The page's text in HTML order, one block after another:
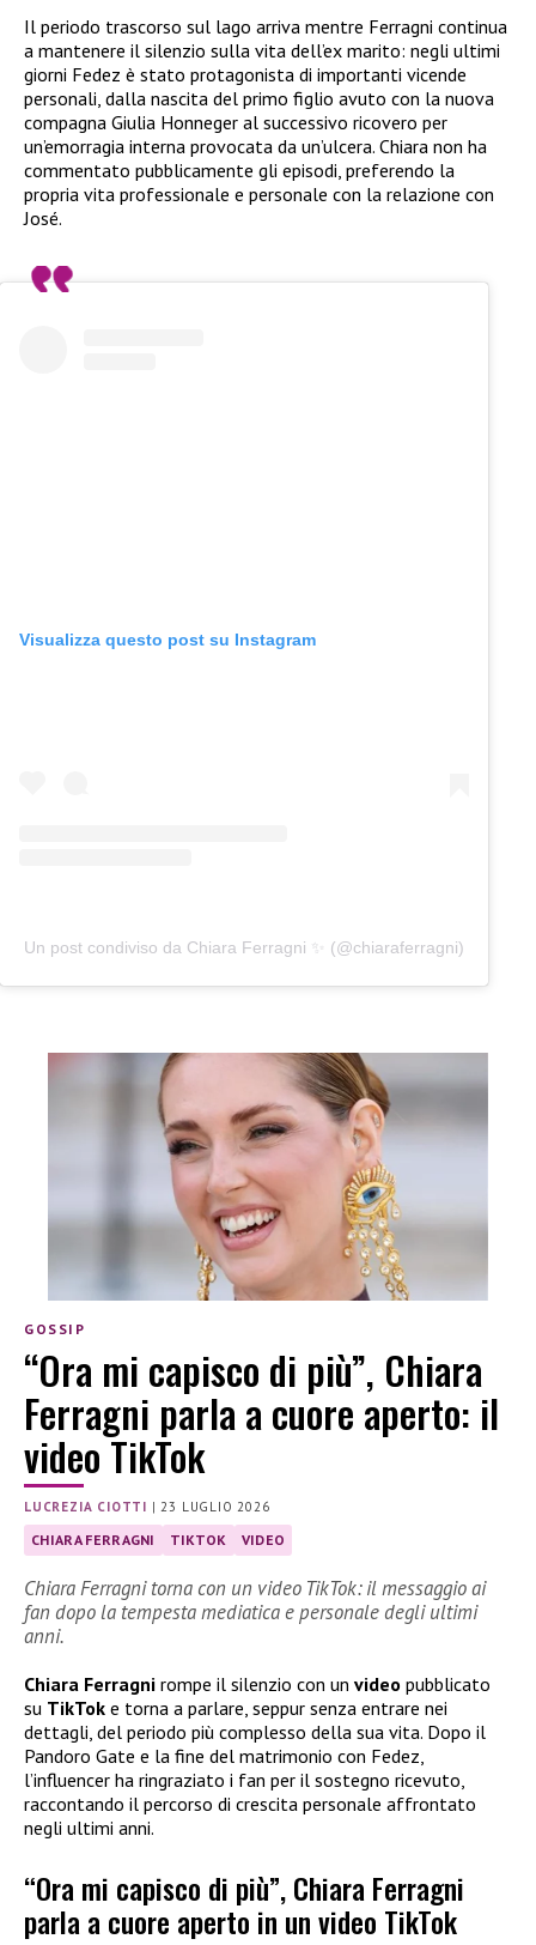
Il periodo trascorso sul lago arriva mentre Ferragni continua
a mantenere il silenzio sulla vita dell’ex marito: negli ultimi
giorni Fedez è stato protagonista di importanti vicende
personali, dalla nascita del primo figlio avuto con la nuova
compagna Giulia Honneger al successivo ricovero per
un’emorragia interna provocata da un’ulcera. Chiara non ha
commentato pubblicamente gli episodi, preferendo la
propria vita professionale e personale con la relazione con
José.
Visualizza questo post su Instagram
Un post condiviso da Chiara Ferragni ✨ (@chiaraferragni)
GOSSIP
“Ora mi capisco di più”, Chiara
Ferragni parla a cuore aperto: il
video TikTok
LUCREZIA CIOTTI |23 LUGLIO 2026
CHIARA FERRAGNI TIKTOK VIDEO
Chiara Ferragni torna con un video TikTok: il messaggio ai
fan dopo la tempesta mediatica e personale degli ultimi
anni.
Chiara Ferragni rompe il silenzio con un video pubblicato
su TikTok e torna a parlare, seppur senza entrare nei
dettagli, del periodo più complesso della sua vita. Dopo il
Pandoro Gate e la fine del matrimonio con Fedez,
l’influencer ha ringraziato i fan per il sostegno ricevuto,
raccontando il percorso di crescita personale affrontato
negli ultimi anni.
“Ora mi capisco di più”, Chiara Ferragni
parla a cuore aperto in un video TikTok